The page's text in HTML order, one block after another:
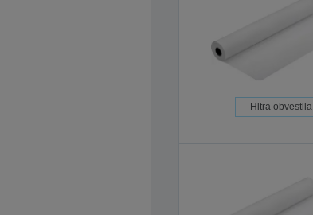
Hitra obvestila